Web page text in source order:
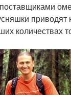
приводят
количествах